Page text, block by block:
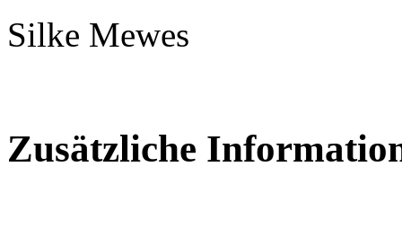
Silke Mewes
Zusätzliche